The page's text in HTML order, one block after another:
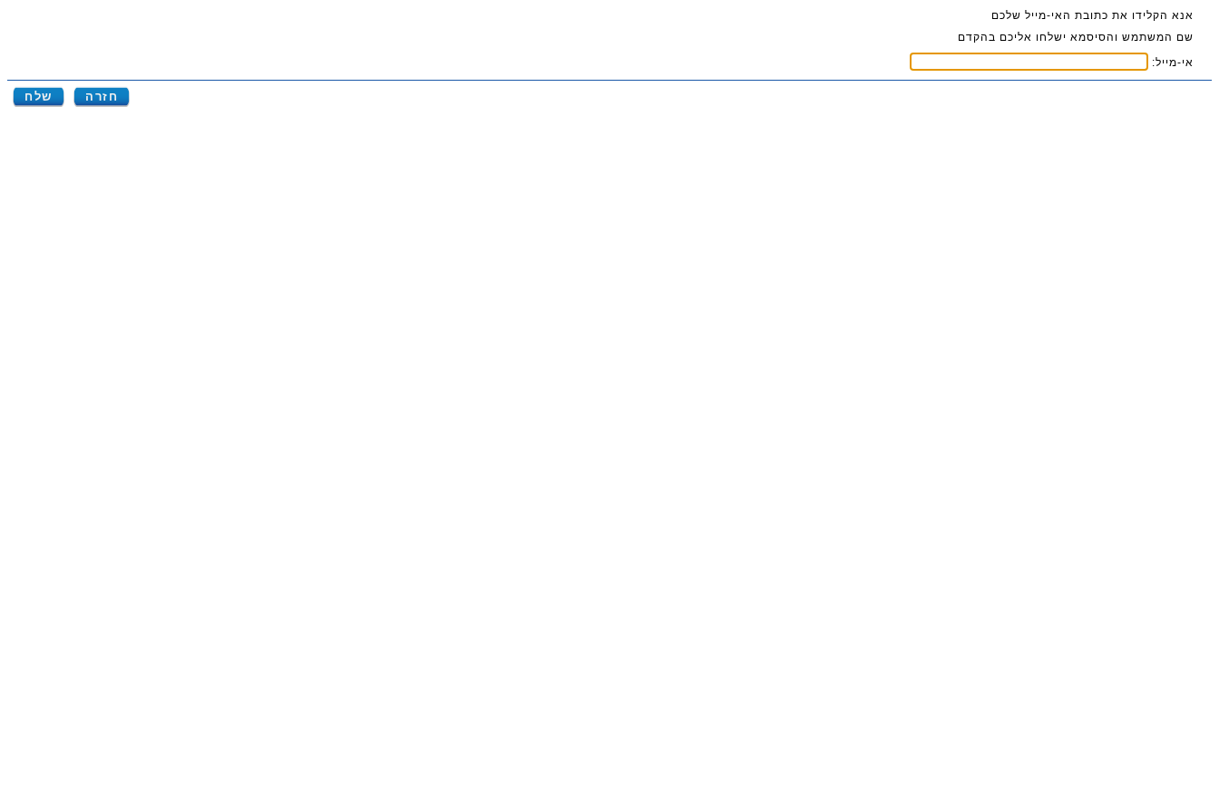
אנא הקלידו את כתובת האי-מייל שלכם
שם המשתמש והסיסמא ישלחו אליכם בהקדם
אי-מייל:
חזרה שלח